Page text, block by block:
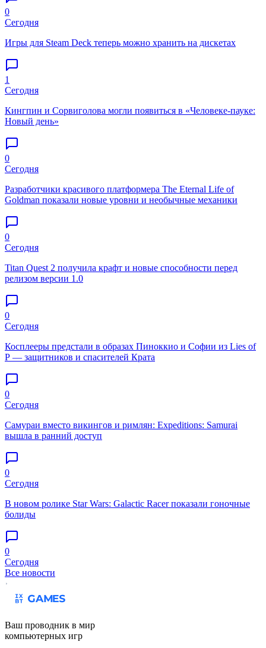
0
Сегодня
Игры для Steam Deck теперь можно хранить на дискетах
1
Сегодня
Кингпин и Сорвиголова могли появиться в «Человеке-пауке:
Новый день»
0
Сегодня
Разработчики красивого платформера The Eternal Life of
Goldman показали новые уровни и необычные механики
0
Сегодня
Titan Quest 2 получила крафт и новые способности перед
релизом версии 1.0
0
Сегодня
Косплееры предстали в образах Пиноккио и Софии из Lies of
P — защитников и спасителей Крата
0
Сегодня
Самураи вместо викингов и римлян: Expeditions: Samurai
вышла в ранний доступ
0
Сегодня
В новом ролике Star Wars: Galactic Racer показали гоночные
болиды
0
Сегодня
Все новости
Ваш проводник в мир
компьютерных игр